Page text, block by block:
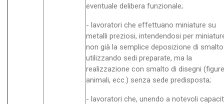
eventuale delibera funzionale;
- lavoratori che effettuano miniature su
metalli preziosi, intendendosi per
non già la semplice deposizione di smalto
utilizzando sedi preparate, ma la
realizzazione con smalto di disegni
animali, ecc.) senza sede predisposta;
- lavoratori che, unendo a notevoli